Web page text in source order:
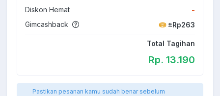
Diskon Hemat
-
Gimcashback
±Rp263
Total Tagihan
Rp. 13.190
Pastikan pesanan kamu sudah benar sebelum